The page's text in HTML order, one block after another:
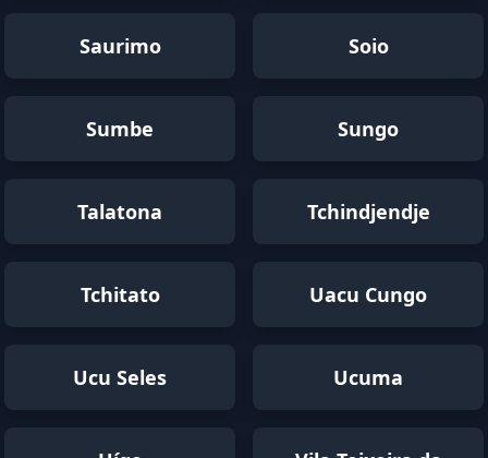
Saurimo Soio
Sumbe Sungo
Talatona Tchindjendje
Tchitato Uacu Cungo
Ucu Seles Ucuma